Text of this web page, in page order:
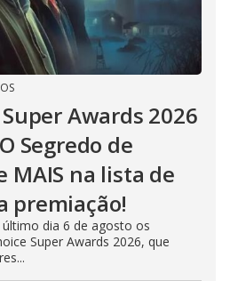
Awards 2026
Segredo de
MAIS na lista de
premiação!
dia 6 de agosto os
Super Awards 2026, que